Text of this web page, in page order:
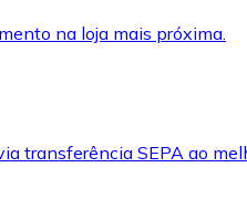
na loja mais próxima.
transferência SEPA ao